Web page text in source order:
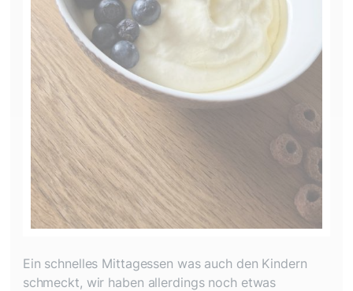
Ein schnelles Mittagessen was auch den Kindern
schmeckt, wir haben allerdings noch etwas